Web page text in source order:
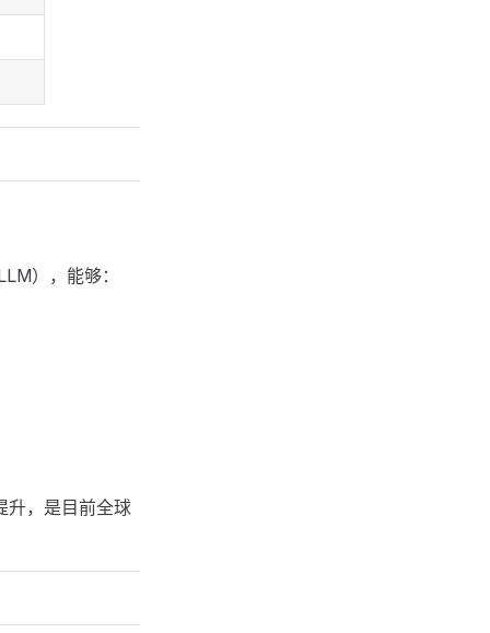
），能够：
升，是目前全球